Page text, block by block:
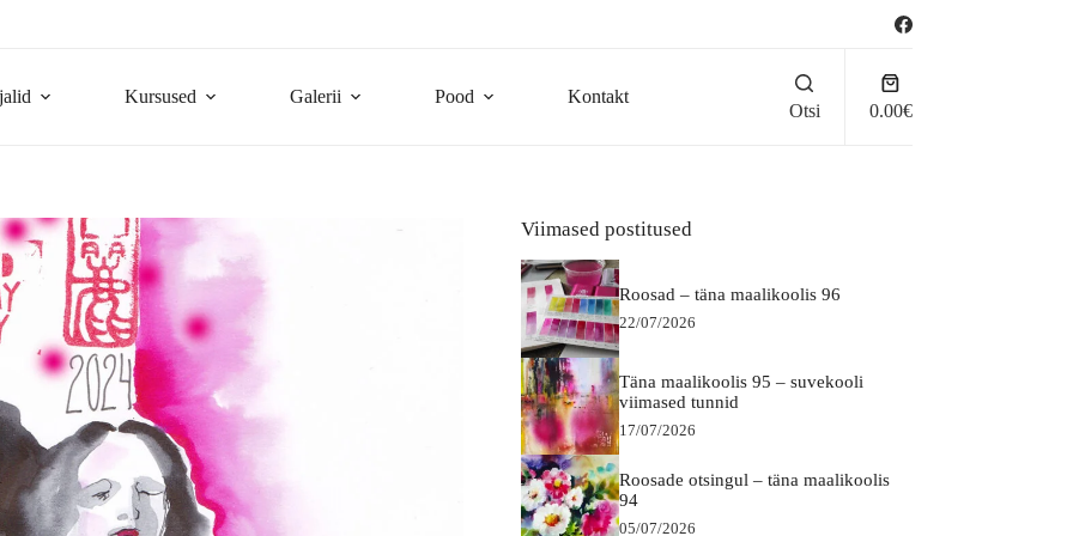
Kursused Galerii Pood Kontakt
Otsi
Ostukorv
0.00€
Viimased postitused
Roosad – täna maalikoolis 96
22/07/2026
Täna maalikoolis 95 – suvekooli
viimased tunnid
17/07/2026
Roosade otsingul – täna maalikoolis
94
05/07/2026